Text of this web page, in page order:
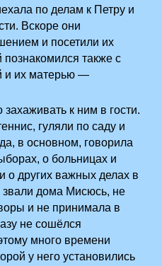
по делам к Петру и
Вскоре они
и посетили их
также с
и их матерью —
к ним в гости.
гуляли по саду и
в основном, говорила
о больницах и
о других важных делах в
звали дома Мисюсь, не
и не принимала в
не сошёлся
много времени
у него установились